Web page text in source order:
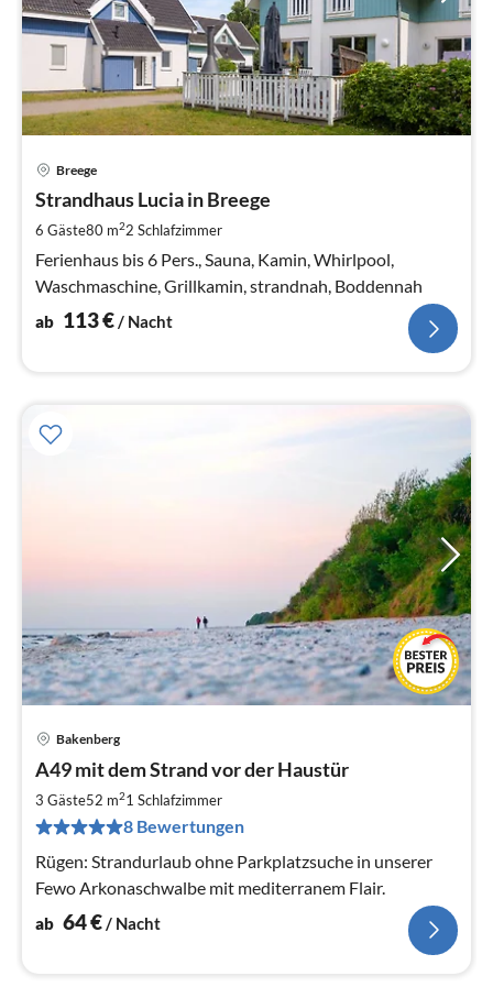
Breege
Strandhaus Lucia in Breege
6 Gäste80 m22 Schlafzimmer
Ferienhaus bis 6 Pers., Sauna, Kamin, Whirlpool,
Waschmaschine, Grillkamin, strandnah, Boddennah
ab 113€/ Nacht
Bakenberg
A49 mit dem Strand vor der Haustür
3 Gäste52 m21 Schlafzimmer
8 Bewertungen
Rügen: Strandurlaub ohne Parkplatzsuche in unserer
Fewo Arkonaschwalbe mit mediterranem Flair.
ab 64€/ Nacht